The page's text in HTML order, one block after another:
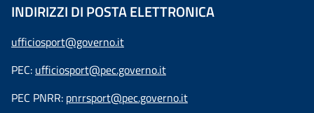
INDIRIZZI DI POSTA ELETTRONICA
ufficiosport@governo.it
PEC: ufficiosport@pec.governo.it
PEC PNRR: pnrrsport@pec.governo.it